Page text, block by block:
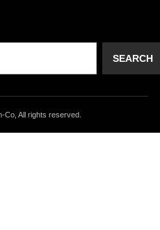
SEARCH
Co, All rights reserved.